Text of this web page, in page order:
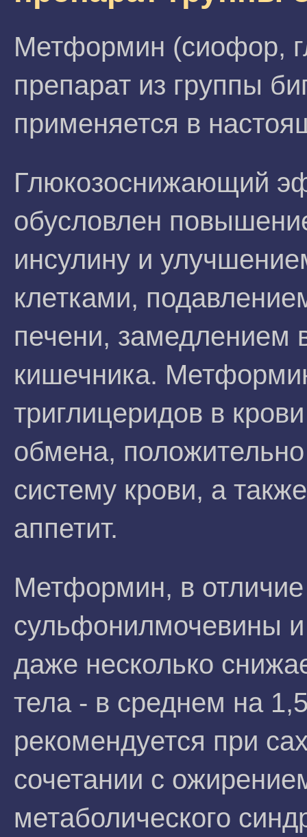
Метформин (сиофор,
препарат из группы
применяется в
Глюкозоснижающий
обусловлен
инсулину и
клетками,
печени, замедлением
кишечника.
триглицеридов в
обмена,
систему крови, а
аппетит.
Метформин, в отличие
сульфонилмочевины
даже несколько
тела - в среднем на
рекомендуется при
сочетании с
метаболического